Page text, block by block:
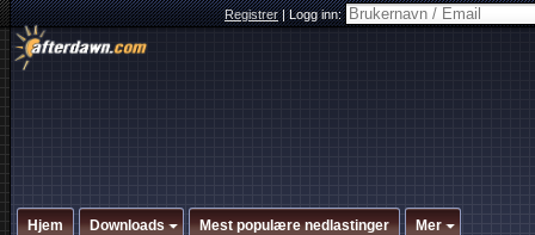
Registrer|Logg inn:
Hjem Downloads Mest populære nedlastinger Mer